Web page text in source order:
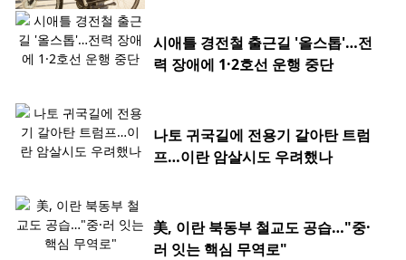
시애틀 경전철 출근길 '올스톱'…전
력 장애에 1·2호선 운행 중단
나토 귀국길에 전용기 갈아탄 트럼
프…이란 암살시도 우려했나
美, 이란 북동부 철교도 공습…"중·
러 잇는 핵심 무역로"